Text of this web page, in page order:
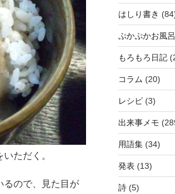
ただく。
るので、見た目が
はしり書き
ぷかぷかお風
もろもろ日記
コラム (20)
レシピ(3)
出来事メモ
用語集(34)
発表 (13)
詩(5)